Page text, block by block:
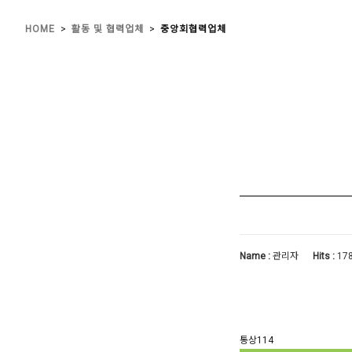
HOME > 활동 및 협력업체 > 중앙회협력업체
Name :관리자 Hits :
통상114